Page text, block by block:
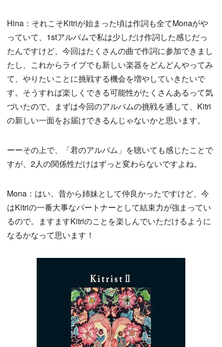
Hina：それこそKitriが始まった頃は作詞も全てMonaがや
っていて、1stアルバムで私は少しだけ作詞した感じだっ
たんですけど、今回はたくさんの曲で作詞に参加できまし
たし、これからライブでも新しい楽器をどんどんやってみ
て、やりたいことに挑戦する機会を増やしていきたいで
す。そうすれば楽しくできる可能性がたくさんあるって気
づいたので。まずは今回のアルバムの挑戦を通して、Kitri
の新しい一面をお届けできるんじゃないかと思います。
ーーその上で、「君のアルバム」を聴いても感じたことで
すが、2人の関係性だけはずっと変わらないですよね。
Mona：はい。昔から姉妹として仲良かったですけど、今
はKitriの一番大事なパートナーとして結束力が強まってい
るので。ますますKitriのことを楽しんでいただけるように
なるかなって思います！